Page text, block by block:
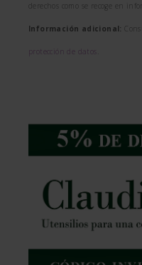
derechos como se recoge en
Información adicional:
protección de datos